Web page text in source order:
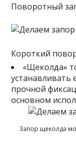
Поворотный
Короткий
«Щеколда»
устанавливать
прочной
основном
Запор щеколда